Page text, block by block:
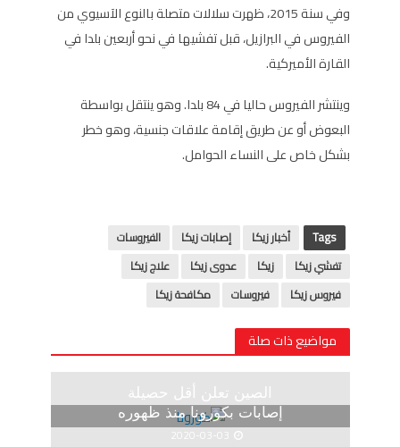
وفي سنة 2015، ظهرت سلالات متصلة بالنوع الآسيوي من
الفيروس في البرازيل، قبل تفشيها في نحو أربعين بلدا في
القارة الأميركية.
وينتشر الفيروس حاليا في 84 بلدا. وهو ينتقل بواسطة
البعوض أو عن طريق إقامة علاقات جنسية، وهو خطر
بشكل خاص على النساء الحوامل.
Tags أخبار زيكا إصابات زيكا
الفيروسات
تفشي زيكا
زيكا عدوى زيكا
علاج زيكا
فيروس زيكا
فيروسات مكافحة زيكا
مواضيع ذات صلة
الصين تعلن أقل حصيلة
إصابات بكورونا منذ ظهوره
2020-03-03